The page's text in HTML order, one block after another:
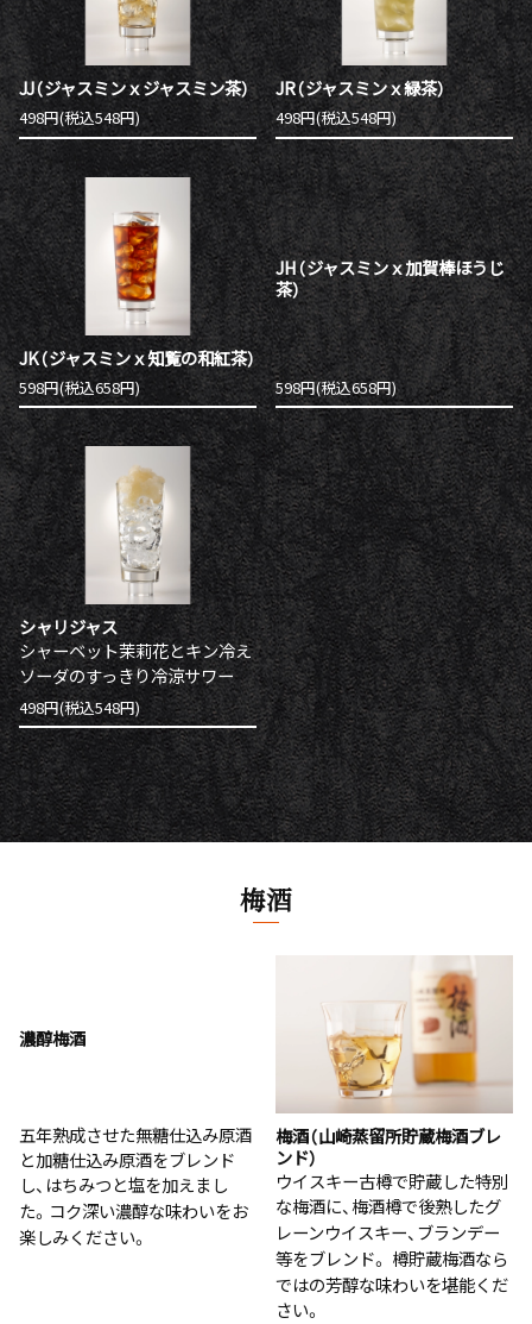
JJ（ジャスミンｘジャスミン茶）
498円(税込548円)
JR（ジャスミンｘ緑茶）
498円(税込548円)
JK（ジャスミンｘ知覧の和紅茶）
598円(税込658円)
JH（ジャスミンｘ加賀棒ほうじ
茶）
598円(税込658円)
シャリジャス
シャーベット茉莉花とキン冷え
ソーダのすっきり冷涼サワー
498円(税込548円)
梅酒
濃醇梅酒
五年熟成させた無糖仕込み原酒
と加糖仕込み原酒をブレンド
し、はちみつと塩を加えまし
た。コク深い濃醇な味わいをお
楽しみください。
梅酒（山崎蒸留所貯蔵梅酒ブレ
ンド）
ウイスキー古樽で貯蔵した特別
な梅酒に、梅酒樽で後熟したグ
レーンウイスキー、ブランデー
等をブレンド。 樽貯蔵梅酒なら
ではの芳醇な味わいを堪能くだ
さい。